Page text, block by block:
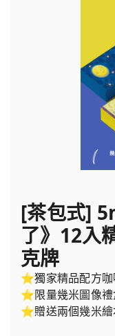
[茶包式]
了》12入
克牌
⭐獨家精品配方
⭐限量幾米圖像
⭐贈送兩個幾米